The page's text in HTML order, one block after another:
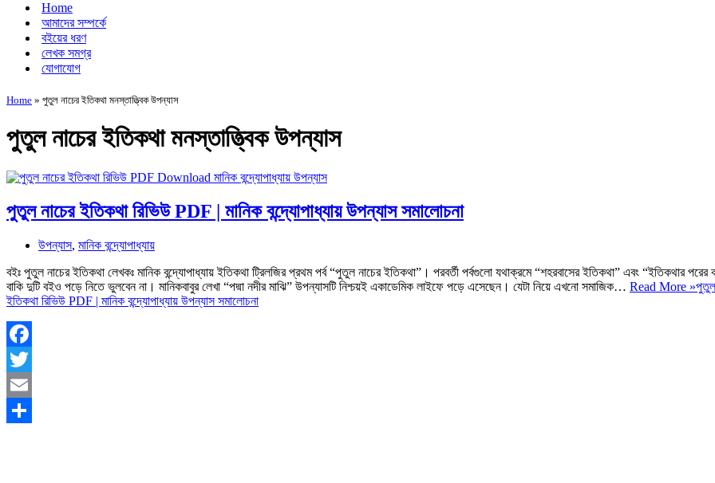
Home
আমাদের সম্পর্কে
বইয়ের ধরণ
লেখক সমগ্র
যোগাযোগ
Home » পুতুল নাচের ইতিকথা মনস্তাত্ত্বিক উপন্যাস
পুতুল নাচের ইতিকথা মনস্তাত্ত্বিক উপন্যাস
পুতুল নাচের ইতিকথা রিভিউ PDF | মানিক বন্দ্যোপাধ্যায় উপন্যাস সমালোচনা
উপন্যাস, মানিক বন্দ্যোপাধ্যায়
বইঃ পুতুল নাচের ইতিকথা লেখকঃ মানিক বন্দ্যোপাধ্যায় ইতিকথা ট্রিলজির প্রথম পর্ব “পুতুল নাচের ইতিকথা”। পরবর্তী পর্বগুলো যথাক্রমে “শহরবাসের ইতিকথা” এবং “ইতিকথার পরের
বাকি দুটি বইও পড়ে নিতে ভুলবেন না। মানিকবাবুর লেখা “পদ্মা নদীর মাঝি” উপন্যাসটি নিশ্চয়ই একাডেমিক লাইফে পড়ে এসেছেন। যেটা নিয়ে এখনো সমাজিক… Read More »পুতুল
ইতিকথা রিভিউ PDF | মানিক বন্দ্যোপাধ্যায় উপন্যাস সমালোচনা
Facebook
Twitter
Email